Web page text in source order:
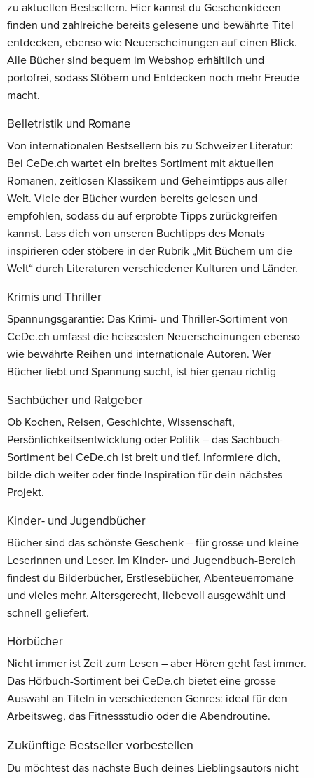
zu aktuellen Bestsellern. Hier kannst du Geschenkideen
finden und zahlreiche bereits gelesene und bewährte Titel
entdecken, ebenso wie Neuerscheinungen auf einen Blick.
Alle Bücher sind bequem im Webshop erhältlich und
portofrei, sodass Stöbern und Entdecken noch mehr Freude
macht.
Belletristik und Romane
Von internationalen Bestsellern bis zu Schweizer Literatur:
Bei CeDe.ch wartet ein breites Sortiment mit aktuellen
Romanen, zeitlosen Klassikern und Geheimtipps aus aller
Welt. Viele der Bücher wurden bereits gelesen und
empfohlen, sodass du auf erprobte Tipps zurückgreifen
kannst. Lass dich von unseren Buchtipps des Monats
inspirieren oder stöbere in der Rubrik „Mit Büchern um die
Welt“ durch Literaturen verschiedener Kulturen und Länder.
Krimis und Thriller
Spannungsgarantie: Das Krimi- und Thriller-Sortiment von
CeDe.ch umfasst die heissesten Neuerscheinungen ebenso
wie bewährte Reihen und internationale Autoren. Wer
Bücher liebt und Spannung sucht, ist hier genau richtig
Sachbücher und Ratgeber
Ob Kochen, Reisen, Geschichte, Wissenschaft,
Persönlichkeitsentwicklung oder Politik – das Sachbuch-
Sortiment bei CeDe.ch ist breit und tief. Informiere dich,
bilde dich weiter oder finde Inspiration für dein nächstes
Projekt.
Kinder- und Jugendbücher
Bücher sind das schönste Geschenk – für grosse und kleine
Leserinnen und Leser. Im Kinder- und Jugendbuch-Bereich
findest du Bilderbücher, Erstlesebücher, Abenteuerromane
und vieles mehr. Altersgerecht, liebevoll ausgewählt und
schnell geliefert.
Hörbücher
Nicht immer ist Zeit zum Lesen – aber Hören geht fast immer.
Das Hörbuch-Sortiment bei CeDe.ch bietet eine grosse
Auswahl an Titeln in verschiedenen Genres: ideal für den
Arbeitsweg, das Fitnessstudio oder die Abendroutine.
Zukünftige Bestseller vorbestellen
Du möchtest das nächste Buch deines Lieblingsautors nicht